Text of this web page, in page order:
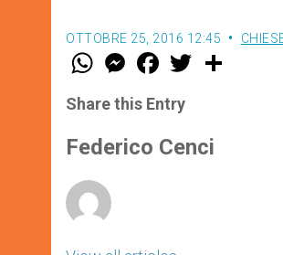
OTTOBRE 25, 2016 12:45
W
t
s
p
p
M
e
s
e
g
e
F
a
e
b
o
k
w
r
Share this Entry
Federico Cenci